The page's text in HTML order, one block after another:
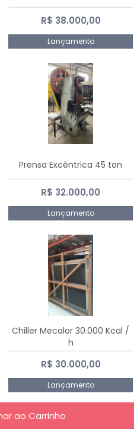
R$ 38.000,00
Lançamento
Prensa Excêntrica 45 ton
R$ 32.000,00
Lançamento
Chiller Mecalor 30.000 Kcal /
h
R$ 30.000,00
Lançamento
ao Carrinho